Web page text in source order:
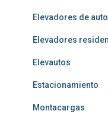
Elevadores de auto
Elevadores
Elevautos
Estacionamiento
Montacargas